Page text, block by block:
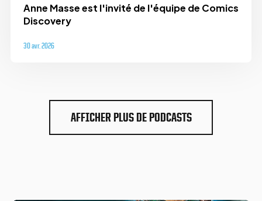
Anne Masse est l'invité de l'équipe de Comics
Discovery
30 avr. 2026
AFFICHER PLUS DE PODCASTS